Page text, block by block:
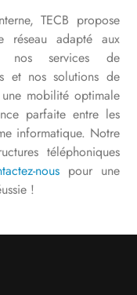
TECB propose
réseau adapté aux
nos services de
et nos solutions de
mobilité optimale
parfaite entre les
informatique. Notre
téléphoniques
nous pour une
!